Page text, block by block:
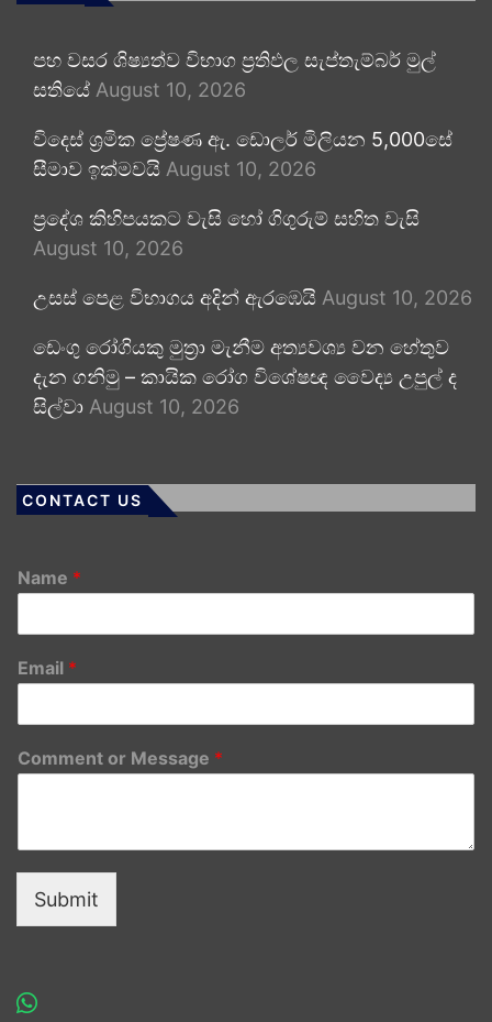
පහ වසර ශිෂ්‍යත්ව විභාග ප්‍රතිඵල සැප්තැම්බර් මුල්
සතියේ August 10, 2026
විදෙස් ශ්‍රමික ප්‍රේෂණ ඇ. ඩොලර් මිලියන 5,000සේ
සීමාව ඉක්මවයි August 10, 2026
ප්‍රදේශ කිහිපයකට වැසි හෝ ගිගුරුම් සහිත වැසි
August 10, 2026
උසස් පෙළ විභාගය අදින් ඇරඹෙයි August 10, 2026
ඩෙංගු රෝගියකු ⁣මුත්‍රා මැනීම අත්‍යවශ්‍ය වන හේතුව
දැන ගනිමු – කායික රෝග විශේෂඥ වෛද්‍ය උපුල් ද
සිල්වා August 10, 2026
CONTACT US
Name *
Email *
Comment or Message *
Submit